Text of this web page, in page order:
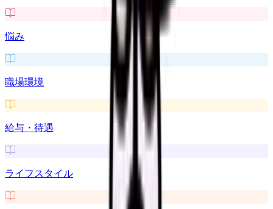
悩み
職場環境
給与・待遇
ライフスタイル